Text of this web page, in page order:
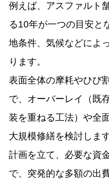
例えば、アスファルト
る10年が一つの目安と
地条件、気候などによ
ります。
表面全体の摩耗やひび
で、オーバーレイ（既
装を重ねる工法）や全
大規模修繕を検討しま
計画を立て、必要な資
で、突発的な多額の出